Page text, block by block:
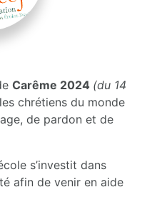
Carême 2024 (du 14
chrétiens du monde
de pardon et de
s’investit dans
afin de venir en aide